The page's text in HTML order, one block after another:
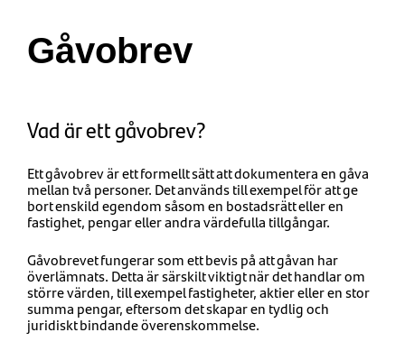
Gåvobrev
Vad är ett gåvobrev?
Ett gåvobrev är ett formellt sätt att dokumentera en gåva
mellan två personer. Det används till exempel för att ge
bort enskild egendom såsom en bostadsrätt eller en
fastighet, pengar eller andra värdefulla tillgångar.
Gåvobrevet fungerar som ett bevis på att gåvan har
överlämnats. Detta är särskilt viktigt när det handlar om
större värden, till exempel fastigheter, aktier eller en stor
summa pengar, eftersom det skapar en tydlig och
juridiskt bindande överenskommelse.